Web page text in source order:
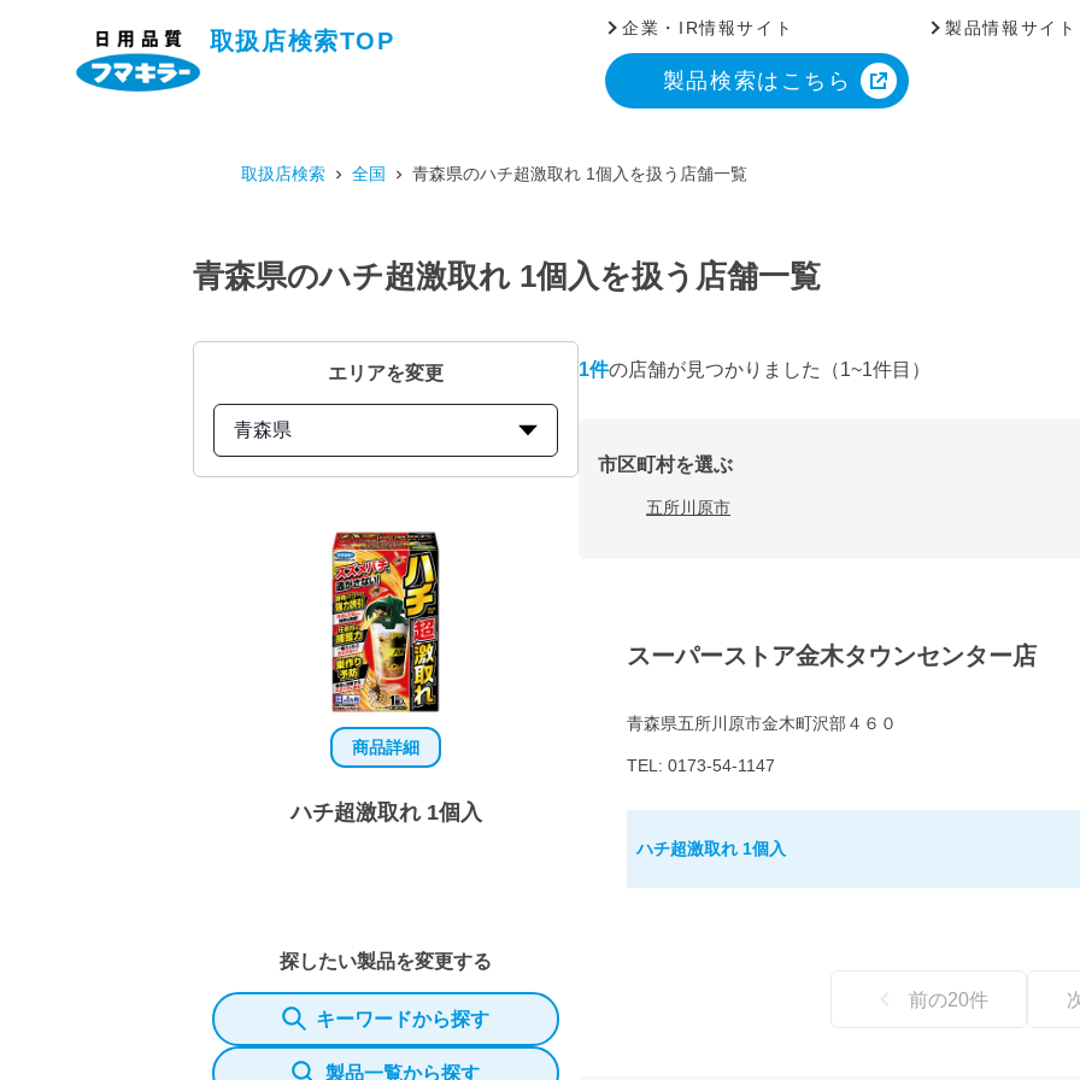
取扱店検索TOP
企業・IR情報サイト 製品情報サイト
製品検索はこちら
取扱店検索 全国 青森県のハチ超激取れ 1個入を扱う店舗一覧
青森県のハチ超激取れ 1個入を扱う店舗一覧
エリアを変更
青森県
商品詳細
ハチ超激取れ 1個入
探したい製品を変更する
キーワードから探す
製品一覧から探す
1件の店舗が見つかりました （1~1件目）
市区町村を選ぶ
五所川原市
スーパーストア金木タウンセンター店
青森県五所川原市金木町沢部４６０
TEL: 0173-54-1147
ハチ超激取れ 1個入
前の20件